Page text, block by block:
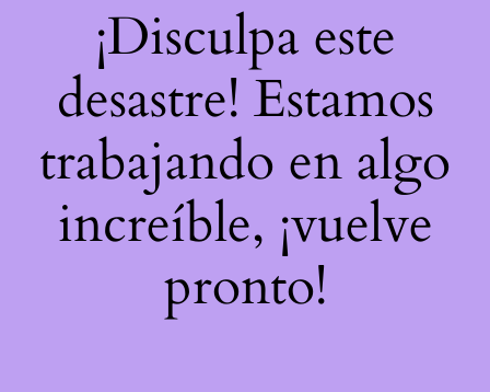
¡Disculpa este
desastre! Estamos
trabajando en algo
increíble, ¡vuelve
pronto!